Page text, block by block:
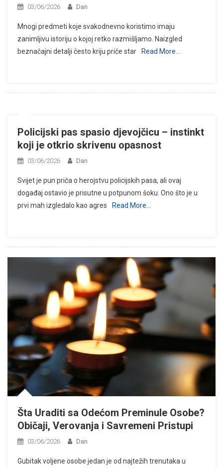
03/06/2026 Dan
Mnogi predmeti koje svakodnevno koristimo imaju
zanimljivu istoriju o kojoj retko razmišljamo. Naizgled
beznačajni detalji često kriju priče star
Read More…
Policijski pas spasio djevojčicu – instinkt
koji je otkrio skrivenu opasnost
03/06/2026 Dan
Svijet je pun priča o herojstvu policijskih pasa, ali ovaj
događaj ostavio je prisutne u potpunom šoku. Ono što je u
prvi mah izgledalo kao agres
Read More…
Šta Uraditi sa Odećom Preminule Osobe?
Običaji, Verovanja i Savremeni Pristupi
03/06/2026 Dan
Gubitak voljene osobe jedan je od najtežih trenutaka u